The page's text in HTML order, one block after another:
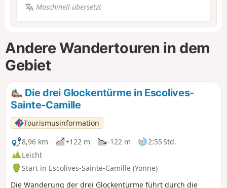
Maschinell übersetzt
Andere Wandertouren in dem
Gebiet
Die drei Glockentürme in Escolives-
Sainte-Camille
Tourismusinformation
8,96 km
+122 m -122 m
2:55 Std.
Leicht
Start in Escolives-Sainte-Camille (Yonne)
Die Wanderung der drei Glockentürme führt durch die